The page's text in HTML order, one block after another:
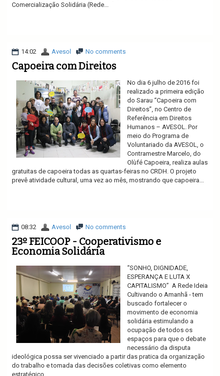
Comercialização Solidária (Rede...
14:02 Avesol No comments
Capoeira com Direitos
No dia 6 julho de 2016 foi
realizado a primeira edição
do Sarau “Capoeira com
Direitos”, no Centro de
Referência em Direitos
Humanos – AVESOL. Por
meio do Programa de
Voluntariado da AVESOL, o
Contramestre Marcelo, do
Olùfé Capoeira, realiza aulas
gratuitas de capoeira todas as quartas-feiras no CRDH. O projeto
prevê atividade cultural, uma vez ao mês, mostrando que capoeira...
08:32 Avesol No comments
23º FEICOOP - Cooperativismo e
Economia Solidária
“SONHO, DIGNIDADE,
ESPERANÇA E LUTA X
CAPITALISMO” A Rede Ideia
Cultivando o Amanhã - tem
buscado fortalecer o
movimento de economia
solidária estimulando a
ocupação de todos os
espaços para que o debate
necessário da disputa
ideológica possa ser vivenciado a partir das pratica da organização
do trabalho e tomada das decisões coletivas como elemento
estratégico...